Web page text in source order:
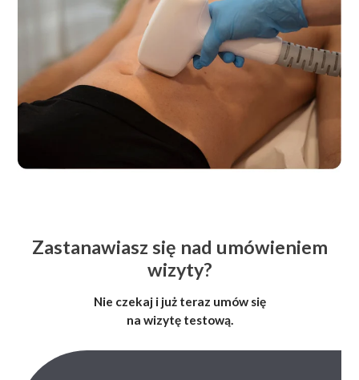
Zastanawiasz się nad umówieniem
wizyty?
Nie czekaj i już teraz umów się
na wizytę testową.